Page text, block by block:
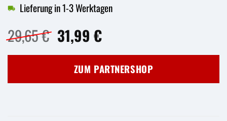
29,65€ Ursprünglicher
Preis
war:
29,65 €
31,99 €Aktueller
ist:
31,99 €.
Lieferung in 1-3 Werktagen
ZUM PARTNERSHOP